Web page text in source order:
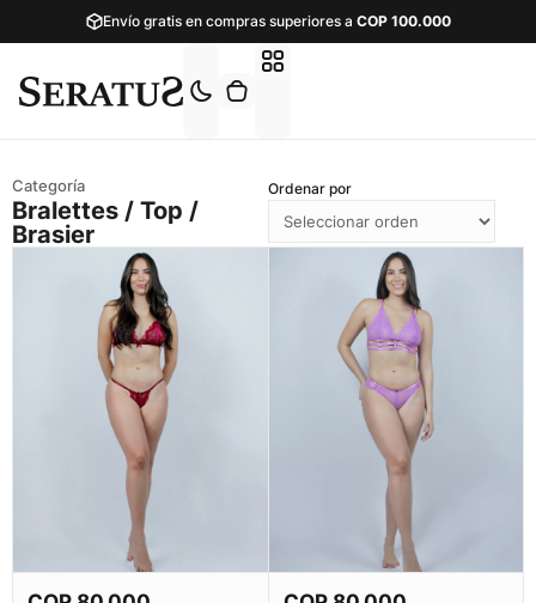
Envío gratis en compras superiores a COP100.000
Bralettes / Top /
Brasier
Ordenar por